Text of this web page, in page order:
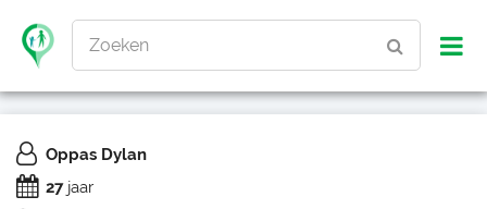
Zoeken
Oppas Dylan
27jaar